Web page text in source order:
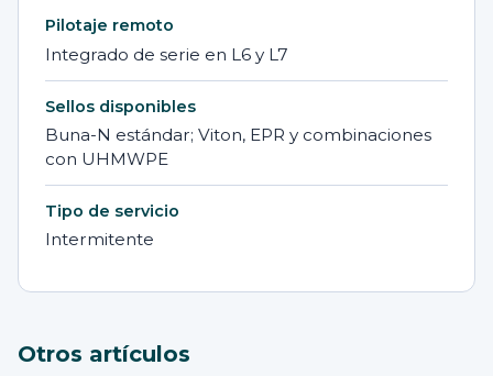
Pilotaje remoto
Integrado de serie en L6 y L7
Sellos disponibles
Buna-N estándar; Viton, EPR y combinaciones
con UHMWPE
Tipo de servicio
Intermitente
Otros artículos